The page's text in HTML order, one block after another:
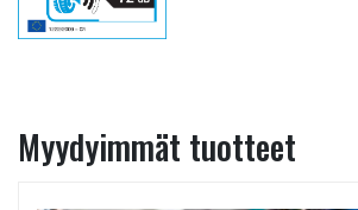
Myydyimmät tuotteet